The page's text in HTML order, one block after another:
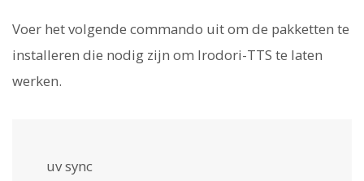
Voer het volgende commando uit om de pakketten te
installeren die nodig zijn om Irodori-TTS te laten
werken.
uv sync